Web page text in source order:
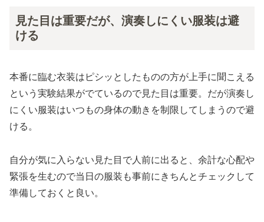
見た目は重要だが、演奏しにくい服装は避
ける
本番に臨む衣装はピシッとしたものの方が上手に聞こえる
という実験結果がでているので見た目は重要。だが演奏し
にくい服装はいつもの身体の動きを制限してしまうので避
ける。
自分が気に入らない見た目で人前に出ると、余計な心配や
緊張を生むので当日の服装も事前にきちんとチェックして
準備しておくと良い。